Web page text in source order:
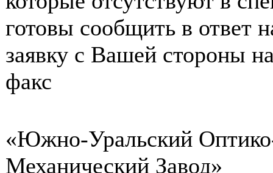
готовы сообщить в ответ
заявку с Вашей стороны
факс
«Южно-Уральский
Механический Завод»